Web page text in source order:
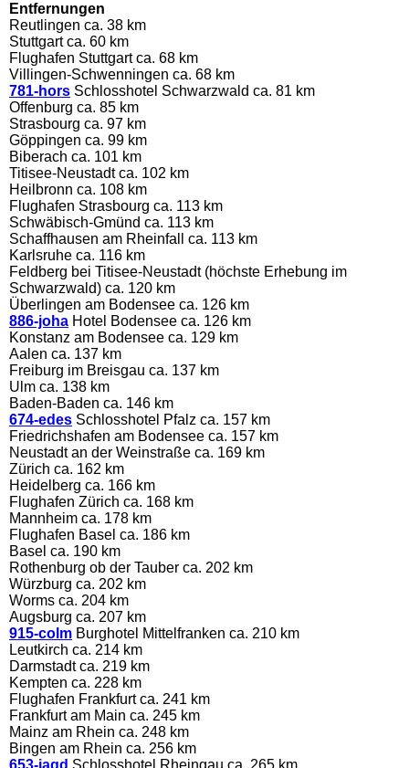
Entfernungen
Reutlingen ca. 38 km
Stuttgart ca. 60 km
Flughafen Stuttgart ca. 68 km
Villingen-Schwenningen ca. 68 km
781-hors Schlosshotel Schwarzwald ca. 81 km
Offenburg ca. 85 km
Strasbourg ca. 97 km
Göppingen ca. 99 km
Biberach ca. 101 km
Titisee-Neustadt ca. 102 km
Heilbronn ca. 108 km
Flughafen Strasbourg ca. 113 km
Schwäbisch-Gmünd ca. 113 km
Schaffhausen am Rheinfall ca. 113 km
Karlsruhe ca. 116 km
Feldberg bei Titisee-Neustadt (höchste Erhebung im
Schwarzwald) ca. 120 km
Überlingen am Bodensee ca. 126 km
886-joha Hotel Bodensee ca. 126 km
Konstanz am Bodensee ca. 129 km
Aalen ca. 137 km
Freiburg im Breisgau ca. 137 km
Ulm ca. 138 km
Baden-Baden ca. 146 km
674-edes Schlosshotel Pfalz ca. 157 km
Friedrichshafen am Bodensee ca. 157 km
Neustadt an der Weinstraße ca. 169 km
Zürich ca. 162 km
Heidelberg ca. 166 km
Flughafen Zürich ca. 168 km
Mannheim ca. 178 km
Flughafen Basel ca. 186 km
Basel ca. 190 km
Rothenburg ob der Tauber ca. 202 km
Würzburg ca. 202 km
Worms ca. 204 km
Augsburg ca. 207 km
915-colm Burghotel Mittelfranken ca. 210 km
Leutkirch ca. 214 km
Darmstadt ca. 219 km
Kempten ca. 228 km
Flughafen Frankfurt ca. 241 km
Frankfurt am Main ca. 245 km
Mainz am Rhein ca. 248 km
Bingen am Rhein ca. 256 km
653-jagd Schlosshotel Rheingau ca. 265 km